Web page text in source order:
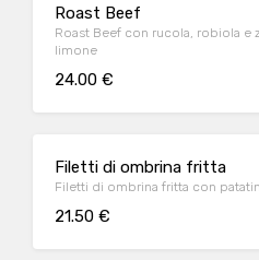
Roast Beef
Roast Beef con rucola, robiola e
limone
24.00 €
Filetti di ombrina fritta
Filetti di ombrina fritta con
21.50 €